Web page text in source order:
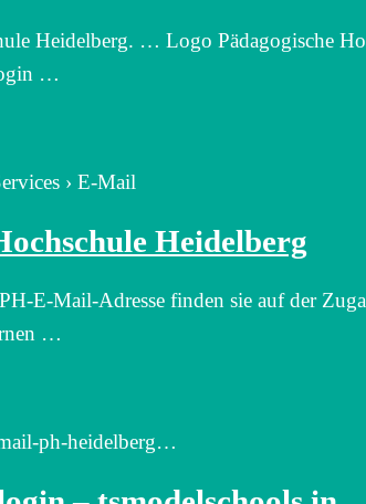
Heidelberg. … Logo Pädagogische
…
› E-Mail
Heidelberg
E-Mail-Adresse finden sie auf der
…
ph-heidelberg…